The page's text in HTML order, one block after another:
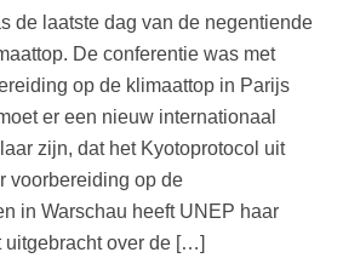
de laatste dag van de negentiende
De conferentie was met
op de klimaattop in Parijs
er een nieuw internationaal
zijn, dat het Kyotoprotocol uit
voorbereiding op de
in Warschau heeft UNEP haar
uitgebracht over de […]